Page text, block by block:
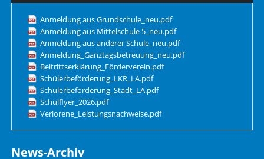
Anmeldung aus Grundschule_neu.pdf
Anmeldung aus Mittelschule 5_neu.pdf
Anmeldung aus anderer Schule_neu.pdf
Anmeldung_Ganztagsbetreuung_neu.pdf
Beitrittserklärung_Förderverein.pdf
Schülerbeförderung_LKR_LA.pdf
Schülerbeförderung_Stadt_LA.pdf
Schulflyer_2026.pdf
Verlorene_Leistungsnachweise.pdf
News-Archiv